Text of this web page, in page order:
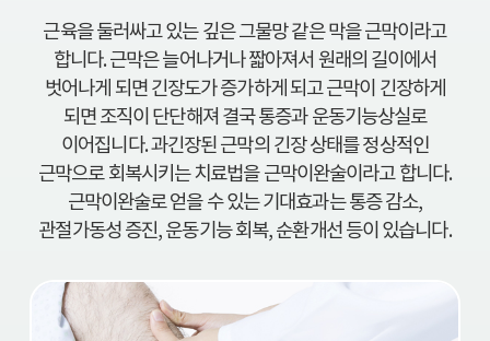
근육을 둘러싸고 있는 깊은 그물망 같은 막을 근막이라고
합니다. 근막은 늘어나거나 짧아져서 원래의 길이에서
벗어나게 되면 긴장도가 증가하게 되고 근막이 긴장하게
되면 조직이 단단해져 결국 통증과 운동기능상실로
이어집니다. 과긴장된 근막의 긴장 상태를 정상적인
근막으로 회복시키는 치료법을 근막이완술이라고 합니다.
근막이완술로 얻을 수 있는 기대효과는 통증 감소,
관절가동성 증진, 운동기능 회복, 순환개선 등이 있습니다.